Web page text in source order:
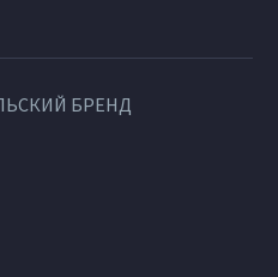
БРЕНД